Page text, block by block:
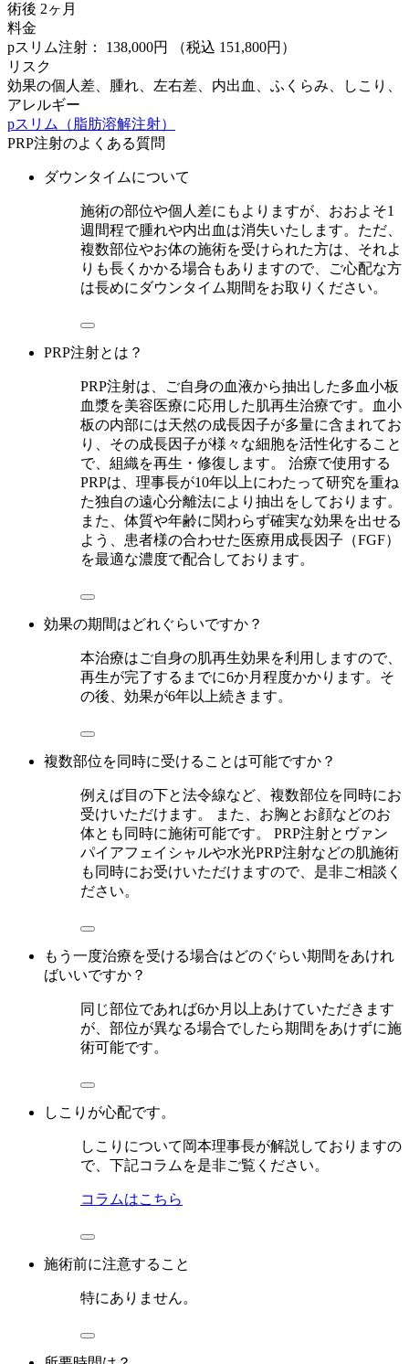
術後 2ヶ月
料金
pスリム注射： 138,000円
（税込 151,800円）
リスク
効果の個人差、腫れ、左右差、内出血、ふくらみ、しこり、
アレルギー
pスリム（脂肪溶解注射）
PRP注射のよくある質問
ダウンタイムについて
施術の部位や個人差にもよりますが、おおよそ1
週間程で腫れや内出血は消失いたします。ただ、
複数部位やお体の施術を受けられた方は、それよ
りも長くかかる場合もありますので、ご心配な方
は長めにダウンタイム期間をお取りください。
PRP注射とは？
PRP注射は、ご自身の血液から抽出した多血小板
血漿を美容医療に応用した肌再生治療です。血小
板の内部には天然の成長因子が多量に含まれてお
り、その成長因子が様々な細胞を活性化すること
で、組織を再生・修復します。 治療で使用する
PRPは、理事長が10年以上にわたって研究を重ね
た独自の遠心分離法により抽出をしております。
また、体質や年齢に関わらず確実な効果を出せる
よう、患者様の合わせた医療用成長因子（FGF）
を最適な濃度で配合しております。
効果の期間はどれぐらいですか？
本治療はご自身の肌再生効果を利用しますので、
再生が完了するまでに6か月程度かかります。そ
の後、効果が6年以上続きます。
複数部位を同時に受けることは可能ですか？
例えば目の下と法令線など、複数部位を同時にお
受けいただけます。 また、お胸とお顔などのお
体とも同時に施術可能です。 PRP注射とヴァン
パイアフェイシャルや水光PRP注射などの肌施術
も同時にお受けいただけますので、是非ご相談く
ださい。
もう一度治療を受ける場合はどのぐらい期間をあけれ
ばいいですか？
同じ部位であれば6か月以上あけていただきます
が、部位が異なる場合でしたら期間をあけずに施
術可能です。
しこりが心配です。
しこりについて岡本理事長が解説しておりますの
で、下記コラムを是非ご覧ください。
コラムはこちら
施術前に注意すること
特にありません。